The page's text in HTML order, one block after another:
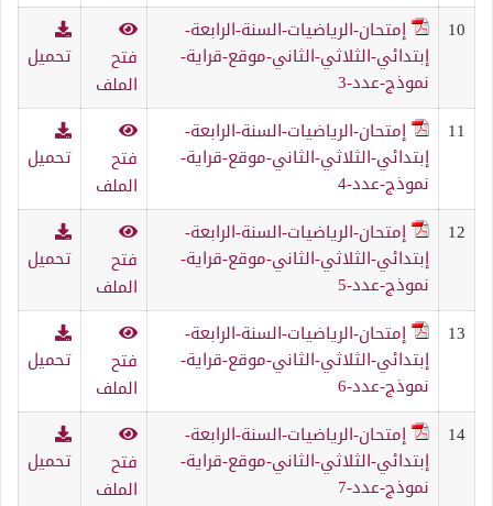
10
إمتحان-الرياضيات-السنة-الرابعة-
إبتدائي-الثلاثي-الثاني-موقع-قراية-
نموذج-عدد-3
فتح
الملف
تحميل
11
إمتحان-الرياضيات-السنة-الرابعة-
إبتدائي-الثلاثي-الثاني-موقع-قراية-
نموذج-عدد-4
فتح
الملف
تحميل
12
إمتحان-الرياضيات-السنة-الرابعة-
إبتدائي-الثلاثي-الثاني-موقع-قراية-
نموذج-عدد-5
فتح
الملف
تحميل
13
إمتحان-الرياضيات-السنة-الرابعة-
إبتدائي-الثلاثي-الثاني-موقع-قراية-
نموذج-عدد-6
فتح
الملف
تحميل
14
إمتحان-الرياضيات-السنة-الرابعة-
إبتدائي-الثلاثي-الثاني-موقع-قراية-
نموذج-عدد-7
فتح
الملف
تحميل